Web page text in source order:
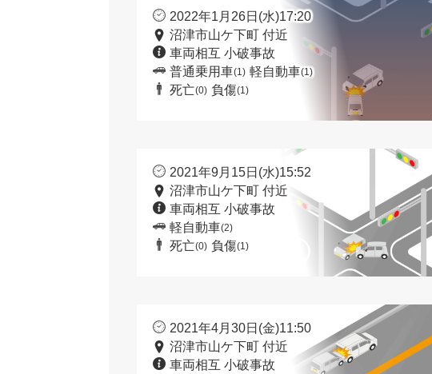
2022年1月26日(水)17:20
沼津市山ケ下町 付近
車両相互 小破事故
普通乗用車(1) 軽自動車(1)
死亡(0) 負傷(1)
2021年9月15日(水)15:52
沼津市山ケ下町 付近
車両相互 小破事故
軽自動車(2)
死亡(0) 負傷(1)
2021年4月30日(金)11:50
沼津市山ケ下町 付近
車両相互 小破事故